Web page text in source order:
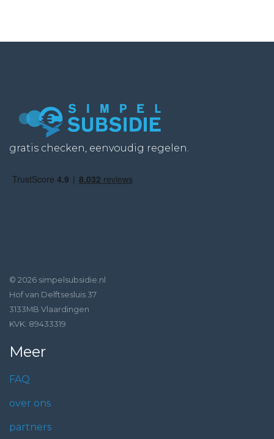
gratis checken, eenvoudig regelen.
© 2026 simpelsubsidie.nl
Hof van Delftsesluis 37
3133MB Vlaardingen
KVK: 89433319
Meer
FAQ
over ons
partners